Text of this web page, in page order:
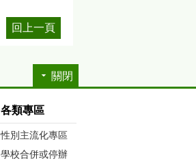
回上一頁
關閉
各類專區
性別主流化專區
學校合併或停辦